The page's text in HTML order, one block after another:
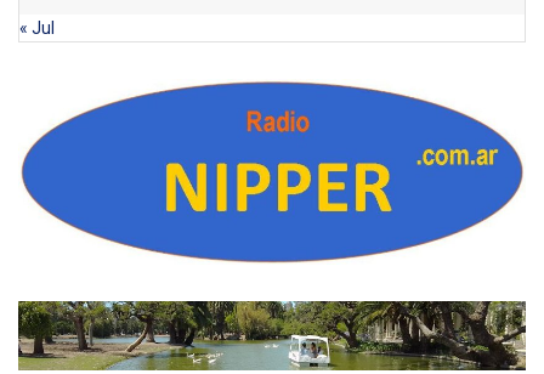
« Jul